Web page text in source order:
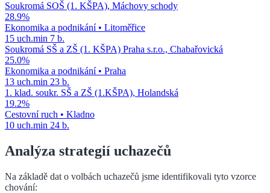
Soukromá SOŠ (1. KŠPA), Máchovy schody
28.9%
Ekonomika a podnikání• Litoměřice
15 uch.min 7 b.
Soukromá SŠ a ZŠ (1. KŠPA) Praha s.r.o., Chabařovická
25.0%
Ekonomika a podnikání• Praha
13 uch.min 23 b.
1. klad. soukr. SŠ a ZŠ (1.KŠPA), Holandská
19.2%
Cestovní ruch • Kladno
10 uch.min 24 b.
Analýza strategií uchazečů
Na základě dat o volbách uchazečů jsme identifikovali tyto vzorce
chování: